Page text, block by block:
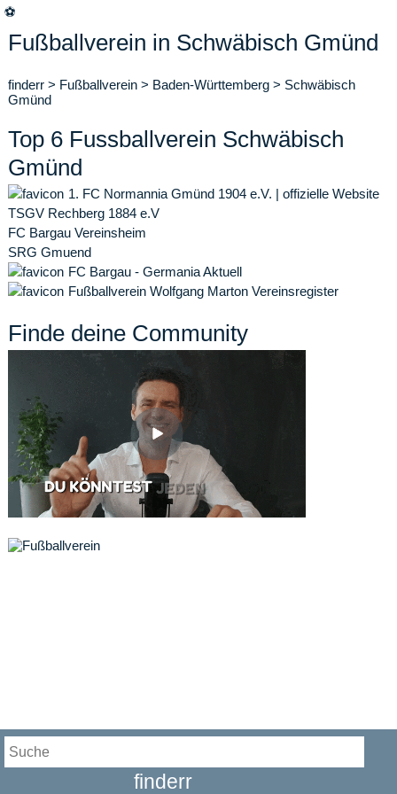
⚽
Fußballverein in Schwäbisch Gmünd
finderr > Fußballverein > Baden-Württemberg > Schwäbisch
Gmünd
Top 6 Fussballverein Schwäbisch
Gmünd
1. FC Normannia Gmünd 1904 e.V. | offizielle Website
TSGV Rechberg 1884 e.V
FC Bargau Vereinsheim
SRG Gmuend
FC Bargau - Germania Aktuell
Fußballverein Wolfgang Marton Vereinsregister
Finde deine Community
finderr